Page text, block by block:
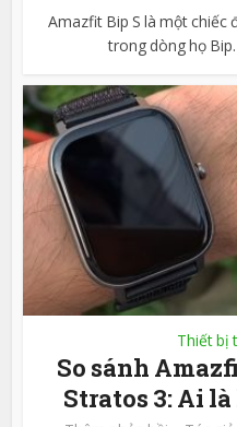
Amazfit Bip S là một chiếc
trong dòng họ
Thiết bị
So sánh
Stratos 3: Ai